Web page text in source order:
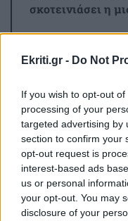
Ekriti.gr - Do Not
If you wish to opt-out
processing of your
targeted advertising by
section to confirm your
opt-out request is
interest-based ads
us or personal
your opt-out. You may
disclosure of your
σκοτεινιάσει η
ΠΟΛΙΤΙΚΗ
Μαρία
εκβιασμούς –
ΠΕΡΙΕΡΓΑ -
«Κάνε έναν
έκπτωση σε
(βίντεο)